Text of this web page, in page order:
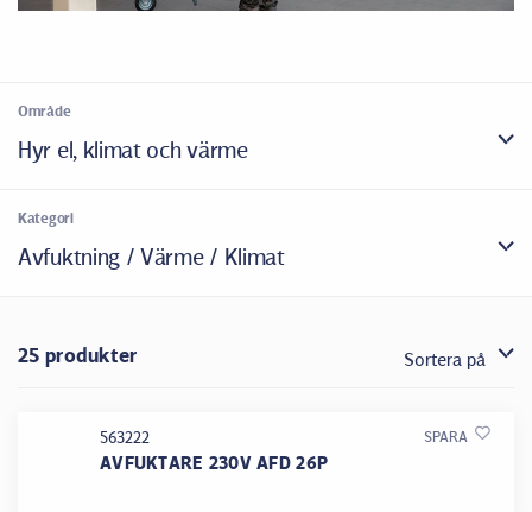
Område
Hyr el, klimat och värme
Kategori
Avfuktning / Värme / Klimat
25 produkter Sortera på
563222
AVFUKTARE 230V AFD 26P
SPARA